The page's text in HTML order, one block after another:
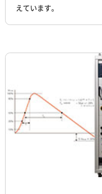
えています。